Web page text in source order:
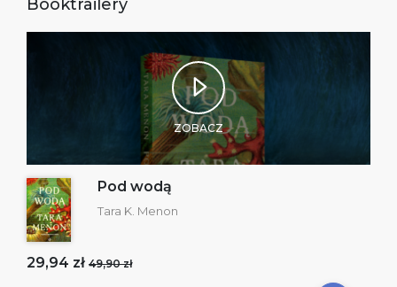
Booktrailery
ZOBACZ
Pod wodą
Tara K. Menon
29,94 zł 49,90 zł